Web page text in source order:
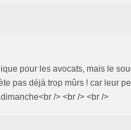
pour les avocats, mais le
pas déjà trop mûrs ! car leur
/> <br /> <br />